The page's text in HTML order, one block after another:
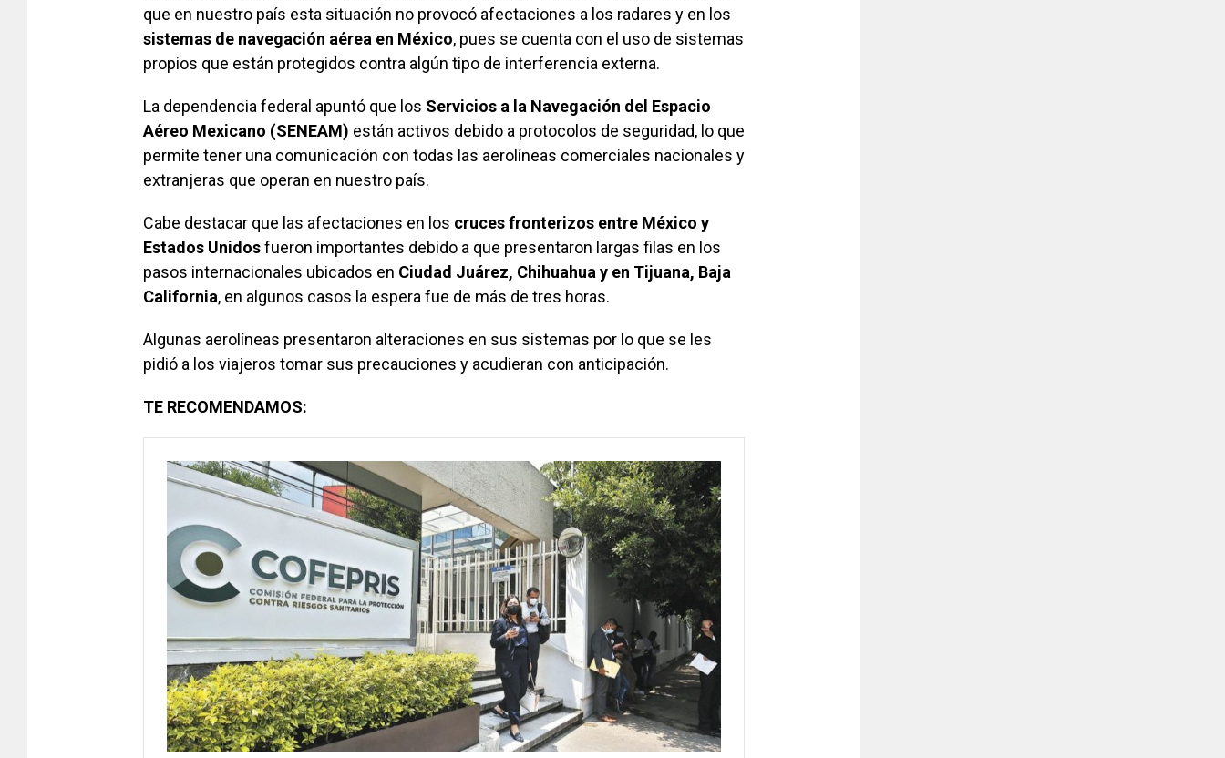
que en nuestro país esta situación no provocó afectaciones a los radares y en los
sistemas de navegación aérea en México, pues se cuenta con el uso de sistemas
propios que están protegidos contra algún tipo de interferencia externa.
La dependencia federal apuntó que los Servicios a la Navegación del Espacio
Aéreo Mexicano (SENEAM) están activos debido a protocolos de seguridad, lo que
permite tener una comunicación con todas las aerolíneas comerciales nacionales y
extranjeras que operan en nuestro país.
Cabe destacar que las afectaciones en los cruces fronterizos entre México y
Estados Unidosfueron importantes debido a que presentaron largas filas en los
pasos internacionales ubicados en Ciudad Juárez, Chihuahua y en Tijuana, Baja
California, en algunos casos la espera fue de más de tres horas.
Algunas aerolíneas presentaron alteraciones en sus sistemas por lo que se les
pidió a los viajeros tomar sus precauciones y acudieran con anticipación.
TE RECOMENDAMOS: